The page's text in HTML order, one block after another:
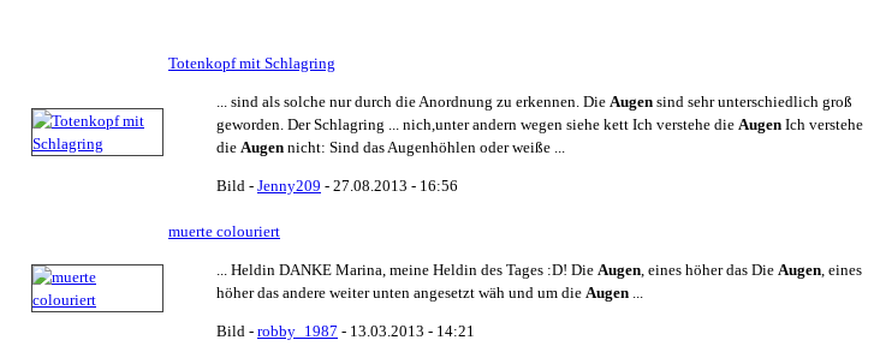
Totenkopf mit Schlagring
... sind als solche nur durch die Anordnung zu erkennen. Die Augen sind sehr unterschiedlich groß
geworden. Der Schlagring ... nich,unter andern wegen siehe kett Ich verstehe die Augen Ich verstehe
die Augen nicht: Sind das Augenhöhlen oder weiße ...
Bild - Jenny209 - 27.08.2013 - 16:56
muerte colouriert
... Heldin DANKE Marina, meine Heldin des Tages :D! Die Augen, eines höher das Die Augen, eines
höher das andere weiter unten angesetzt wäh und um die Augen ...
Bild - robby_1987 - 13.03.2013 - 14:21